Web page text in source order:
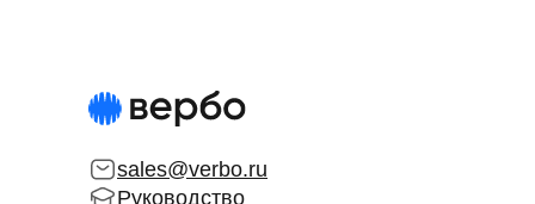
sales@verbo.ru
Руководство